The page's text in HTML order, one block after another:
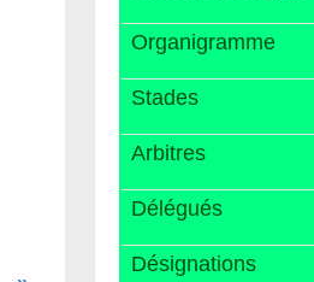
Organigramme
Stades
Arbitres
Délégués
Désignations